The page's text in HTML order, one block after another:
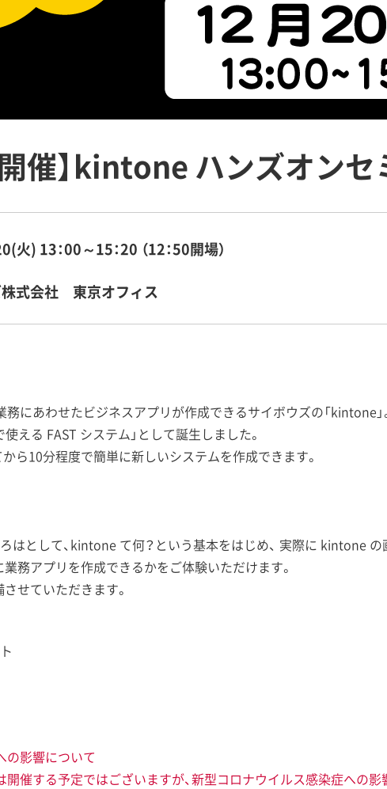
催】kintone ハンズオンセ
火) 13：00～15：20 （12：50開場）
式会社 東京オフィス
にあわせたビジネスアプリが作成できるサイボウズの「kintone」
使える FAST システム」として誕生しました。
ら10分程度で簡単に新しいシステムを作成できます。
はとして、kintone て何？という基本をはじめ、 実際に kintone
務アプリを作成できるかをご体験いただけます。
せていただきます。
影響について
催する予定ではございますが、新型コロナウイルス感染症への影